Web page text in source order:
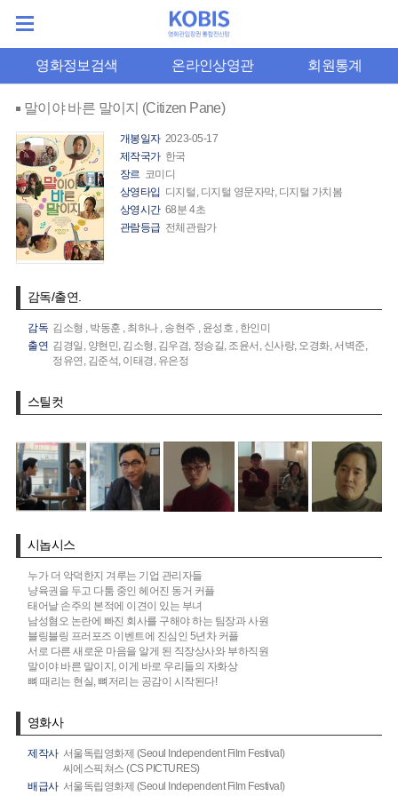
영화정보검색 온라인상영관 회원통계
말이야 바른 말이지 (Citizen Pane)
개봉일자 2023-05-17
제작국가 한국
장르 코미디
상영타입 디지털, 디지털 영문자막, 디지털 가치봄
상영시간 68분 4초
관람등급 전체관람가
감독/출연.
감독 김소형 , 박동훈 , 최하나, 송현주 , 윤성호 , 한인미
출연 김경일, 양현민, 김소형, 김우겸, 정승길, 조윤서, 신사랑, 오경화, 서벽준,
정유연, 김준석, 이태경, 유은정
스틸컷
시놉시스
누가 더 악덕한지 겨루는 기업 관리자들
냥육권을 두고 다툼 중인 헤어진 동거 커플
태어날 손주의 본적에 이견이 있는 부녀
남성혐오 논란에 빠진 회사를 구해야 하는 팀장과 사원
블링블링 프러포즈 이벤트에 진심인 5년차 커플
서로 다른 새로운 마음을 알게 된 직장상사와 부하직원
말이야 바른 말이지, 이게 바로 우리들의 자화상
뼈 때리는 현실, 뼈저리는 공감이 시작된다!
영화사
제작사 서울독립영화제 (Seoul Independent Film Festival)
씨에스픽쳐스 (CS PICTURES)
배급사 서울독립영화제 (Seoul Independent Film Festival)